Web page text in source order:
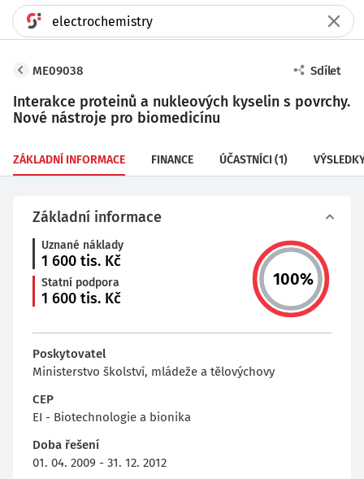
ME09038 Sdílet
Interakce proteinů a nukleových kyselin s povrchy.
Nové nástroje pro biomedicínu
ZÁKLADNÍ INFORMACE FINANCE ÚČASTNÍCI (1)
Základní informace
Uznané náklady
1 600 tis. Kč
Statní podpora
1 600 tis. Kč
100%
Poskytovatel
Ministerstvo školství, mládeže a tělovýchovy
CEP
EI - Biotechnologie a bionika
Doba řešení
01. 04. 2009 - 31. 12. 2012